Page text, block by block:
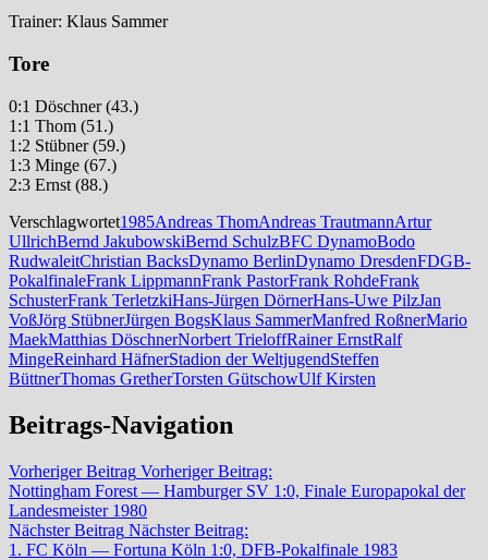
Trainer: Klaus Sammer
Tore
0:1 Döschner (43.)
1:1 Thom (51.)
1:2 Stübner (59.)
1:3 Minge (67.)
2:3 Ernst (88.)
Verschlagwortet1985Andreas ThomAndreas TrautmannArtur
UllrichBernd JakubowskiBernd SchulzBFC DynamoBodo
RudwaleitChristian BacksDynamo BerlinDynamo DresdenFDGB-
PokalfinaleFrank LippmannFrank PastorFrank RohdeFrank
SchusterFrank TerletzkiHans-Jürgen DörnerHans-Uwe PilzJan
VoßJörg StübnerJürgen BogsKlaus SammerManfred RoßnerMario
MaekMatthias DöschnerNorbert TrieloffRainer ErnstRalf
MingeReinhard HäfnerStadion der WeltjugendSteffen
BüttnerThomas GretherTorsten GütschowUlf Kirsten
Beitrags-Navigation
Vorheriger Beitrag Vorheriger Beitrag:
Nottingham Forest — Hamburger SV 1:0, Finale Europapokal der
Landesmeister 1980
Nächster Beitrag Nächster Beitrag:
1. FC Köln — Fortuna Köln 1:0, DFB-Pokalfinale 1983